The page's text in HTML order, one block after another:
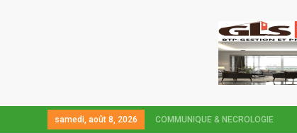
samedi, août 8, 2026 COMMUNIQUE & NECROLOGIE